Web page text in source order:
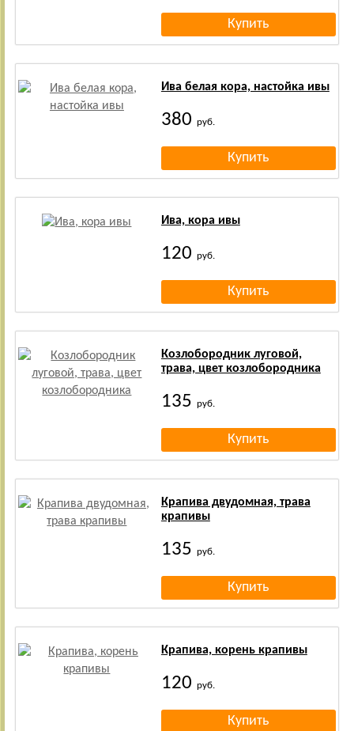
Ива белая кора, настойка ивы
380 руб.
Ива, кора ивы
120 руб.
Козлобородник луговой,
трава, цвет козлобородника
135 руб.
Крапива двудомная, трава
крапивы
135 руб.
Крапива, корень крапивы
120 руб.